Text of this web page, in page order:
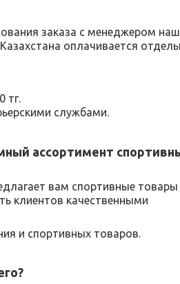
заказа с менеджером
оплачивается
тг.
службами.
ассортимент
вам спортивные товары
клиентов качественными
и спортивных товаров.